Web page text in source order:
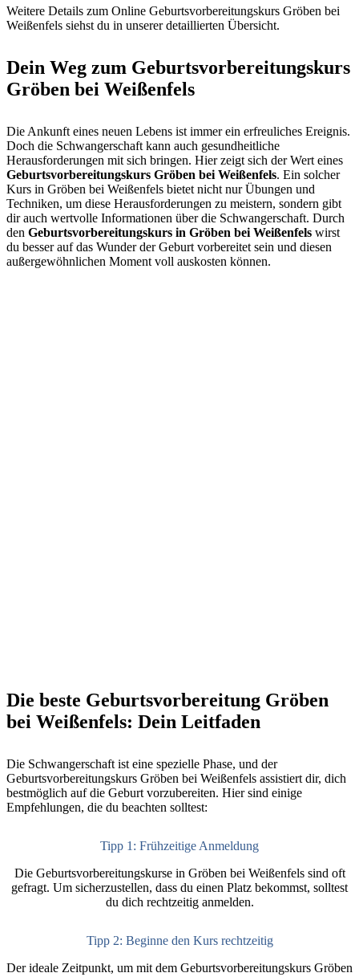
Weitere Details zum Online Geburtsvorbereitungskurs Gröben bei
Weißenfels siehst du in unserer detaillierten Übersicht.
Dein Weg zum Geburtsvorbereitungskurs
Gröben bei Weißenfels
Die Ankunft eines neuen Lebens ist immer ein erfreuliches Ereignis.
Doch die Schwangerschaft kann auch gesundheitliche
Herausforderungen mit sich bringen. Hier zeigt sich der Wert eines
Geburtsvorbereitungskurs Gröben bei Weißenfels. Ein solcher
Kurs in Gröben bei Weißenfels bietet nicht nur Übungen und
Techniken, um diese Herausforderungen zu meistern, sondern gibt
dir auch wertvolle Informationen über die Schwangerschaft. Durch
den Geburtsvorbereitungskurs in Gröben bei Weißenfels wirst
du besser auf das Wunder der Geburt vorbereitet sein und diesen
außergewöhnlichen Moment voll auskosten können.
Die beste Geburtsvorbereitung Gröben
bei Weißenfels: Dein Leitfaden
Die Schwangerschaft ist eine spezielle Phase, und der
Geburtsvorbereitungskurs Gröben bei Weißenfels assistiert dir, dich
bestmöglich auf die Geburt vorzubereiten. Hier sind einige
Empfehlungen, die du beachten solltest:
Tipp 1: Frühzeitige Anmeldung
Die Geburtsvorbereitungskurse in Gröben bei Weißenfels sind oft
gefragt. Um sicherzustellen, dass du einen Platz bekommst, solltest
du dich rechtzeitig anmelden.
Tipp 2: Beginne den Kurs rechtzeitig
Der ideale Zeitpunkt, um mit dem Geburtsvorbereitungskurs Gröben